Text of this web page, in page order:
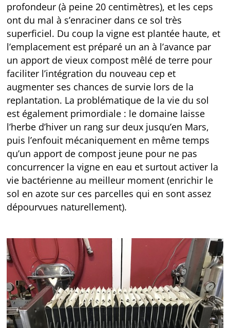
profondeur (à peine 20 centimètres), et les ceps
ont du mal à s’enraciner dans ce sol très
superficiel. Du coup la vigne est plantée haute, et
l’emplacement est préparé un an à l’avance par
un apport de vieux compost mêlé de terre pour
faciliter l’intégration du nouveau cep et
augmenter ses chances de survie lors de la
replantation. La problématique de la vie du sol
est également primordiale : le domaine laisse
l’herbe d’hiver un rang sur deux jusqu’en Mars,
puis l’enfouit mécaniquement en même temps
qu’un apport de compost jeune pour ne pas
concurrencer la vigne en eau et surtout activer la
vie bactérienne au meilleur moment (enrichir le
sol en azote sur ces parcelles qui en sont assez
dépourvues naturellement).